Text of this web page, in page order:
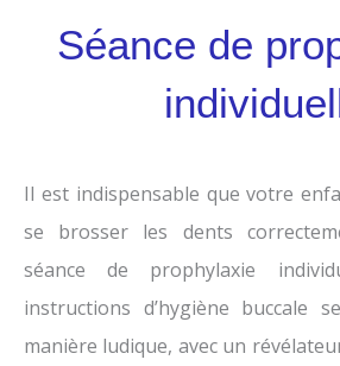
Séance de
Il est indispensable que votre
se brosser les dents
séance de prophylaxie
instructions d’hygiène buccale
manière ludique, avec un